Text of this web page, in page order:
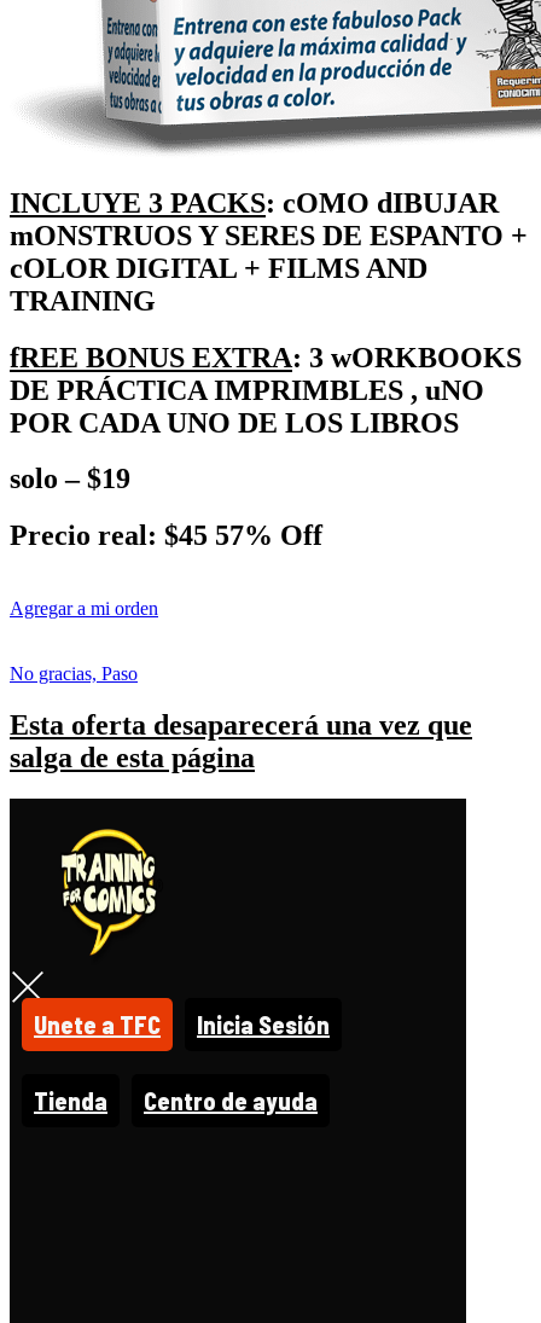
INCLUYE 3 PACKS: cOMO dIBUJAR
mONSTRUOS Y SERES DE ESPANTO +
cOLOR DIGITAL + FILMS AND
TRAINING
fREE BONUS EXTRA: 3 wORKBOOKS
DE PRÁCTICA IMPRIMBLES , uNO
POR CADA UNO DE LOS LIBROS
solo – $19
Precio real: $45 57% Off
Agregar a mi orden
No gracias, Paso
Esta oferta desaparecerá una vez que
salga de esta página
Unete a TFC Inicia Sesión
Tienda Centro de ayuda